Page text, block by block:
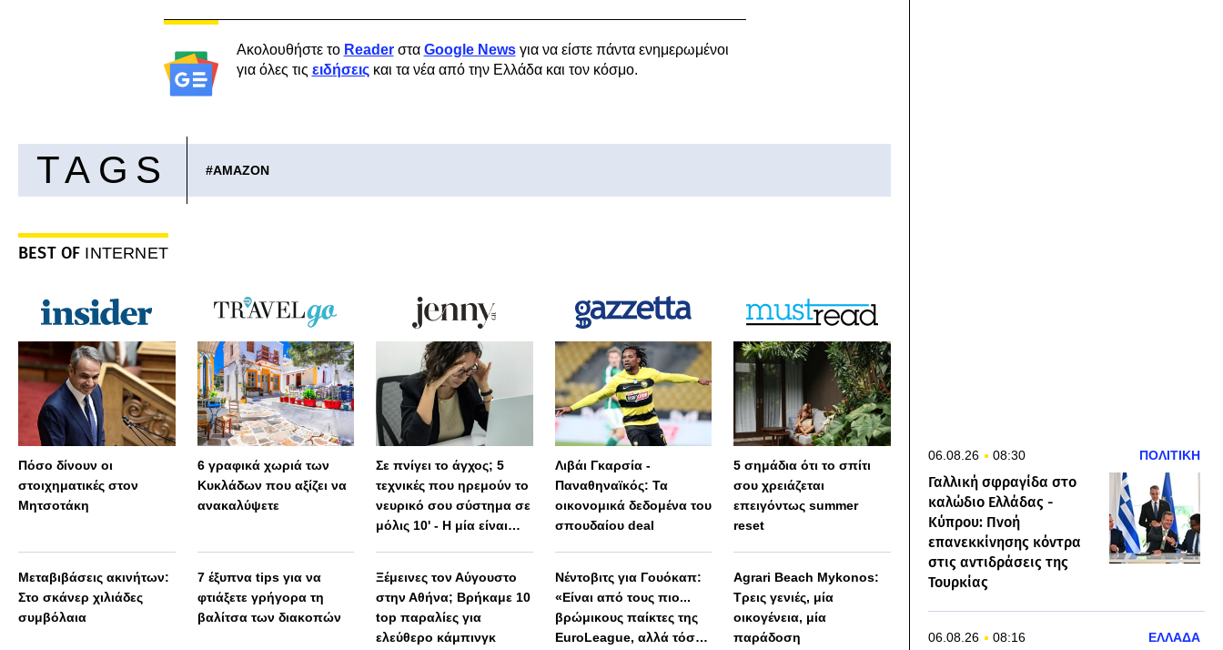
Ακολουθήστε το Readerστα Google Newsγια να είστε πάντα ενημερωμένοι
για όλες τις ειδήσειςκαι τα νέα από την Ελλάδα και τον κόσμο.
TAGS #AMAZON
BEST OF INTERNET
Πόσο δίνουν οι
στοιχηματικές στον
Μητσοτάκη
Μεταβιβάσεις ακινήτων:
Στο σκάνερ χιλιάδες
συμβόλαια
6 γραφικά χωριά των
Κυκλάδων που αξίζει να
ανακαλύψετε
7 έξυπνα tips για να
φτιάξετε γρήγορα τη
βαλίτσα των διακοπών
Σε πνίγει το άγχος; 5
τεχνικές που ηρεμούν το
νευρικό σου σύστημα σε
μόλις 10' - Η μία είναι
Ξέμεινες τον Αύγουστο
στην Αθήνα; Βρήκαμε 10
top παραλίες για
ελεύθερο κάμπινγκ
Λιβάι Γκαρσία -
Παναθηναϊκός: Τα
οικονομικά δεδομένα του
σπουδαίου deal
Νέντοβιτς για Γουόκαπ:
«Είναι από τους πιο...
βρώμικους παίκτες της
EuroLeague, αλλά τόσο
5 σημάδια ότι το σπίτι
σου χρειάζεται
επειγόντως summer
reset
Agrari Beach Mykonos:
Τρεις γενιές, μία
οικογένεια, μία
παράδοση
06.08.26 08:30 ΠΟΛΙΤΙΚΗ
Γαλλική σφραγίδα στο
καλώδιο Ελλάδας -
Κύπρου: Πνοή
επανεκκίνησης κόντρα
στις αντιδράσεις της
Τουρκίας
06.08.26 08:16 ΕΛΛΑΔΑ